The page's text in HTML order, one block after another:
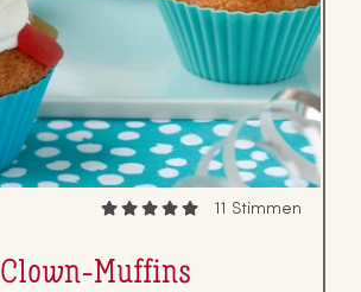
11 Stimmen
Clown-Muffins